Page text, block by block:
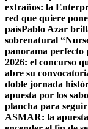
extraños: la
red que quiere
paísPablo Azar
sobrenatural
panorama perfecto
2026: el concurso
abre su
doble jornada
apuesta por los
plancha para
ASMAR: la